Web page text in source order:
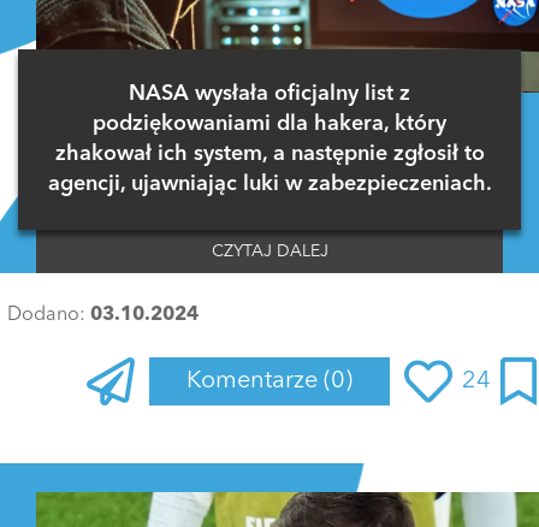
NASA wysłała oficjalny list z
podziękowaniami dla hakera, który
zhakował ich system, a następnie zgłosił to
agencji, ujawniając luki w zabezpieczeniach.
CZYTAJ DALEJ
Dodano: 03.10.2024
Komentarze (0) 24